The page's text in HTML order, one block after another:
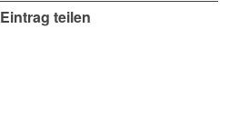
Eintrag teilen